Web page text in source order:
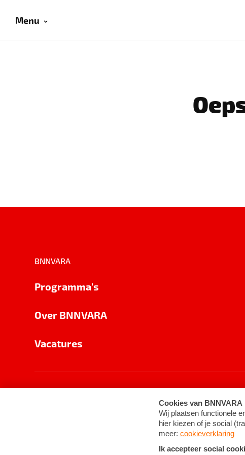
Menu
BNNVARA
Programma's
Over BNNVARA
Vacatures
Cookie-instellingen Algemene